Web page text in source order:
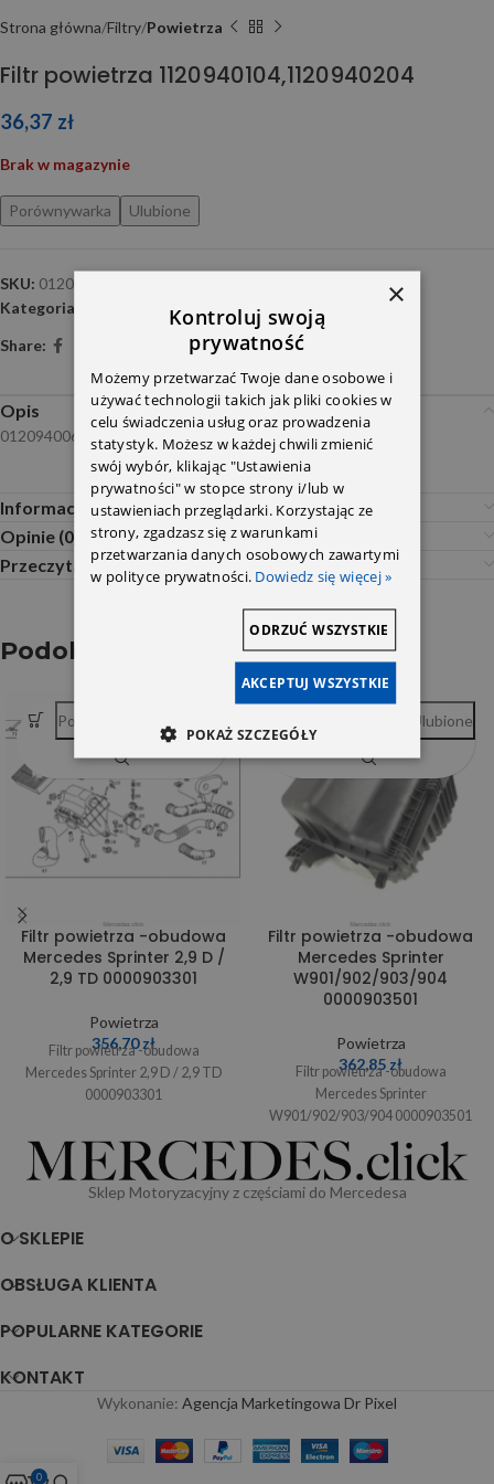
Strona główna Filtry Powietrza
Filtr powietrza 1120940104,1120940204
36,37 zł
Brak w magazynie
Porównywarka Ulubione
SKU: 0120940061
Kategoria:
Share:
Opis
0120940061
Informacje dodatkowe
Opinie (0)
Przeczytaj Przed Zakupem
Podobne produkty
Filtr powietrza -obudowa
Mercedes Sprinter 2,9 D /
2,9 TD 0000903301
Powietrza
356,70zł
Filtr powietrza -obudowa
Mercedes Sprinter 2,9 D / 2,9 TD
0000903301
Porównywarka
Filtr powietrza -obudowa
Mercedes Sprinter
W901/902/903/904
0000903501
Powietrza
362,85 zł
Filtr powietrza -obudowa
Mercedes Sprinter
W901/902/903/904 0000903501
Ulubione
Sklep Motoryzacyjny z częściami do Mercedesa
O SKLEPIE
OBSŁUGA KLIENTA
POPULARNE KATEGORIE
KONTAKT
Wykonanie: Agencja Marketingowa Dr Pixel
0
×
Kontroluj swoją
prywatność
Możemy przetwarzać Twoje dane osobowe i
używać technologii takich jak pliki cookies w
celu świadczenia usług oraz prowadzenia
statystyk. Możesz w każdej chwili zmienić
swój wybór, klikając "Ustawienia
prywatności" w stopce strony i/lub w
ustawieniach przeglądarki. Korzystając ze
strony, zgadzasz się z warunkami
przetwarzania danych osobowych zawartymi
w polityce prywatności. Dowiedz się więcej »
AKCEPTUJ WSZYSTKIE
ODRZUĆ WSZYSTKIE
POKAŻ SZCZEGÓŁY